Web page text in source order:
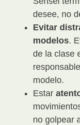
desee, no
Evitar
modelos.
de la clase
modelo.
Estar
no golpear